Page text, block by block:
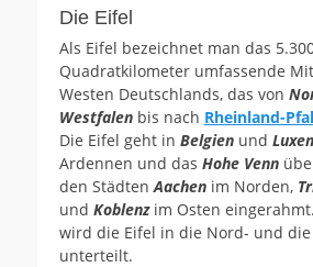
Die Eifel
Als Eifel bezeichnet man das
Quadratkilometer umfassende
Westen Deutschlands, das von
Westfalen bis nach Rheinland-
Die Eifel geht in Belgien und
Ardennen und das Hohe Venn
den StädtenAachen im Norden,
und Koblenzim Osten
wird die Eifel in die Nord- und
unterteilt.